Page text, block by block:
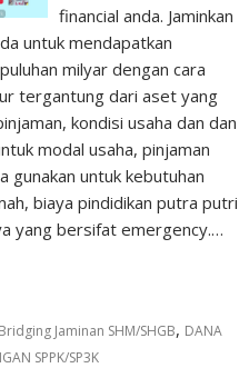
financial anda. Jaminkan
untuk mendapatkan
milyar dengan cara
tergantung dari aset yang
kondisi usaha dan dan
modal usaha, pinjaman
gunakan untuk kebutuhan
biaya pindidikan putra putri
yang bersifat emergency.…
Jaminan SHM/SHGB, DANA
SPPK/SP3K